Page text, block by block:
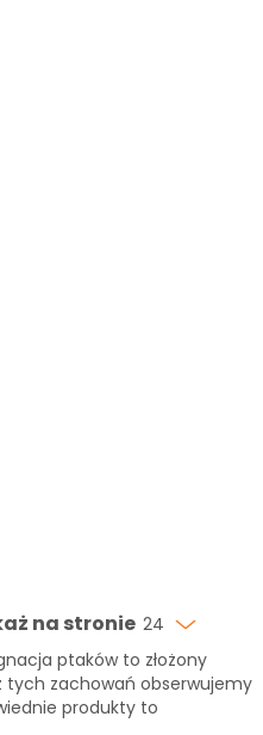
na stronie 24
ptaków to złożony
tych zachowań obserwujemy
produkty to